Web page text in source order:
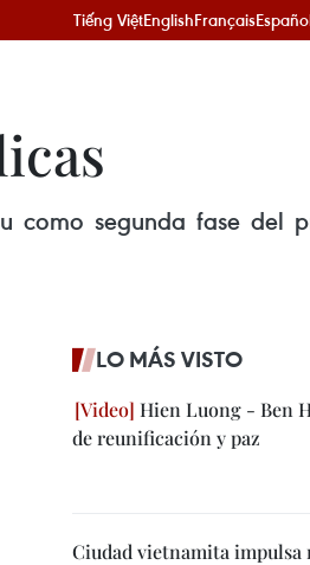
Tiếng ViệtEnglishFrançais
como segunda fase del
LO MÁS VISTO
Hien Luong - Ben
de reunificación y paz
Ciudad vietnamita impulsa